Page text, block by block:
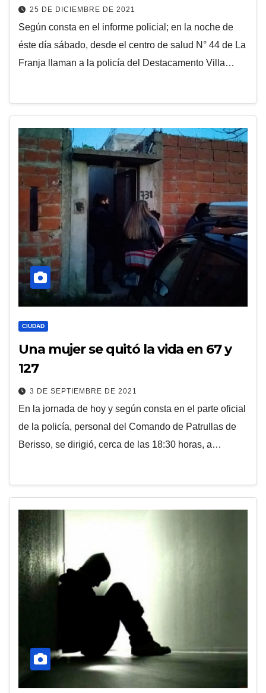
25 DE DICIEMBRE DE 2021
Según consta en el informe policial; en la noche de
éste día sábado, desde el centro de salud N° 44 de La
Franja llaman a la policía del Destacamento Villa…
CIUDAD
Una mujer se quitó la vida en 67 y
127
3 DE SEPTIEMBRE DE 2021
En la jornada de hoy y según consta en el parte oficial
de la policía, personal del Comando de Patrullas de
Berisso, se dirigió, cerca de las 18:30 horas, a…